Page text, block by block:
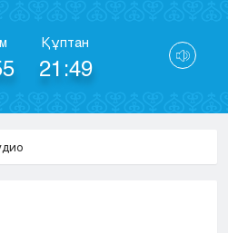
Құптан
21:49